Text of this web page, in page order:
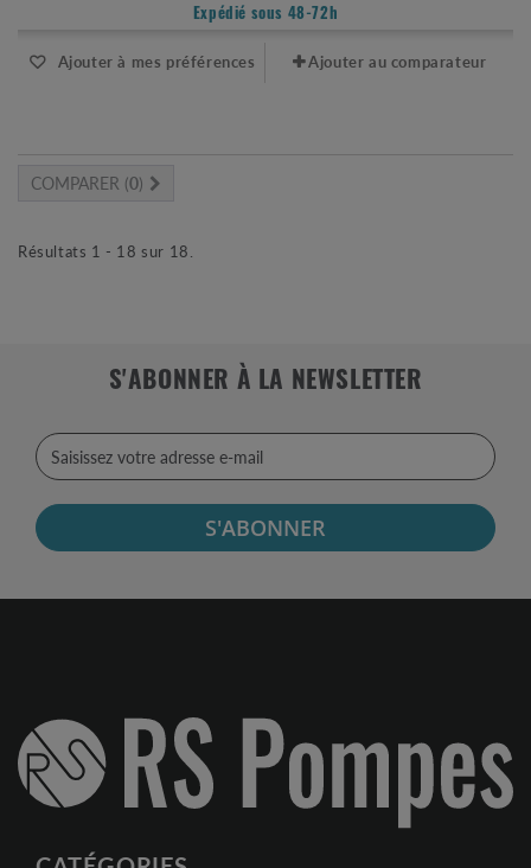
Expédié sous 48-72h
Ajouter à mes préférences Ajouter au comparateur
COMPARER (0)
Résultats 1 - 18 sur 18.
S'ABONNER À LA NEWSLETTER
S'ABONNER